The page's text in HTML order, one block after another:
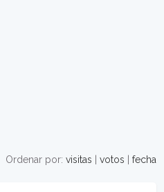
Ordenar por: visitas votos fecha